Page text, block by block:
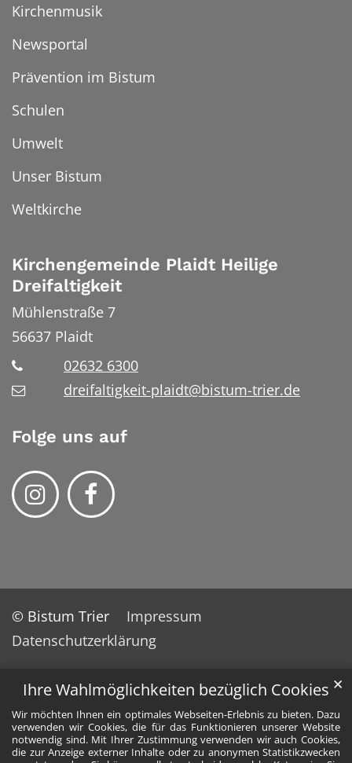
Ihre Wahlmöglichkeiten bezüglich Cookies
Wir möchten Ihnen ein optimales Webseiten-Erlebnis zu bieten. Dazu
verwenden wir Cookies, die für das Funktionieren unserer Website
notwendig sind. Mit Ihrer Zustimmung verwenden wir auch Cookies,
die zur Anzeige externer Inhalte oder zu anonymen Statistikzwecken
✕
Kirchenmusik
Newsportal
Prävention im Bistum
Schulen
Umwelt
Unser Bistum
Weltkirche
Kirchengemeinde Plaidt Heilige
Dreifaltigkeit
Mühlenstraße 7
56637 Plaidt
02632 6300
dreifaltigkeit-plaidt@bistum-trier.de
Folge uns auf
© Bistum Trier
Impressum
Datenschutzerklärung